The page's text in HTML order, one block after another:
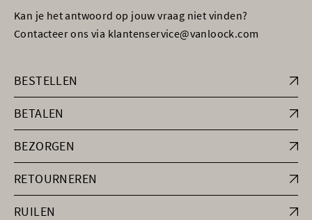
Kan je het antwoord op jouw vraag niet vinden?
Contacteer ons via klantenservice@vanloock.com
BESTELLEN
BETALEN
BEZORGEN
RETOURNEREN
RUILEN